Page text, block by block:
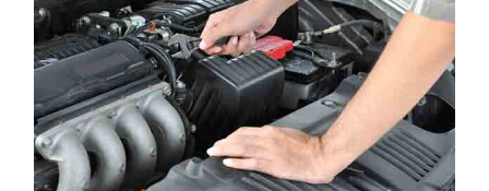
م
ل
ح
و